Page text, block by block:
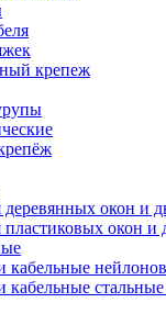
крепеж
окон и
окон и
кабельные
кабельные